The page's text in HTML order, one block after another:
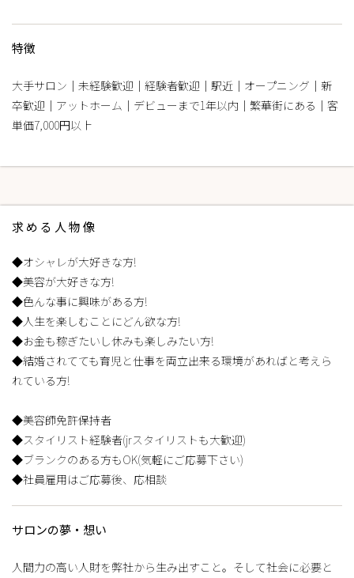
特徴
大手サロン｜未経験歓迎｜経験者歓迎｜駅近｜オープニング｜新
卒歓迎｜アットホーム｜デビューまで1年以内｜繁華街にある｜客
単価7,000円以上
求める人物像
◆オシャレが大好きな方!
◆美容が大好きな方!
◆色んな事に興味がある方!
◆人生を楽しむことにどん欲な方!
◆お金も稼ぎたいし休みも楽しみたい方!
◆結婚されてても育児と仕事を両立出来る環境があればと考えら
れている方!
◆美容師免許保持者
◆スタイリスト経験者(jrスタイリストも大歓迎)
◆ブランクのある方もOK(気軽にご応募下さい)
◆社員雇用はご応募後、応相談
サロンの夢・想い
人間力の高い人財を弊社から生み出すこと。そして社会に必要と